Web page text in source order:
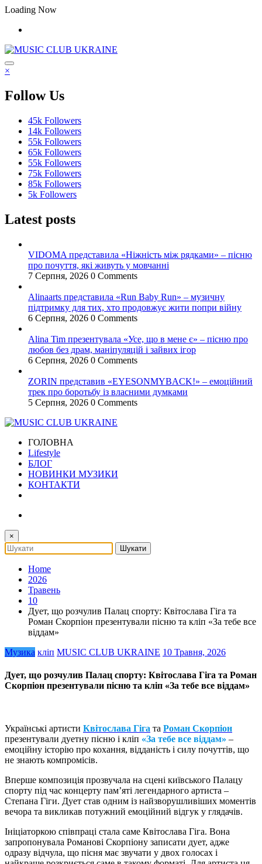
Перейти
контенту
Loading Now
×
Follow Us
45k Followers
14k Followers
55k Followers
65k Followers
55k Followers
75k Followers
85k Followers
5k Followers
Latest posts
VIDOMA представила «Ніжність між рядками» – пісню
про почуття, які живуть у мовчанні
7 Серпня, 2026 0 Comments
Alinaarts представила «Run Baby Run» – музичну
підтримку для тих, хто продовжує жити попри війну
6 Серпня, 2026 0 Comments
Alina Tim презентувала «Усе, що в мене є» – пісню про
любов без драм, маніпуляцій і зайвих ігор
6 Серпня, 2026 0 Comments
ZORIN представив «EYESONMYBACK!» – емоційний
трек про боротьбу із власними думками
5 Серпня, 2026 0 Comments
ГОЛОВНА
Lifestyle
БЛОГ
НОВИНКИ МУЗИКИ
КОНТАКТИ
×
Home
2026
Травень
10
Дует, що розчулив Палац спорту: Квітослава Гіга та
Роман Скорпіон презентували пісню та кліп «За тебе все
віддам»
Музика кліп MUSIC CLUB UKRAINE 10 Травня, 2026
Дует, що розчулив Палац спорту: Квітослава Гіга та Роман
Скорпіон презентували пісню та кліп «За тебе все віддам»
Українські артисти Квітослава Гіга та Роман Скорпіон
презентували дуетну пісню і кліп «За тебе все віддам» –
емоційну історію про кохання, відданість і силу почуттів, що
не знають компромісів.
Вперше композиція прозвучала на сцені київського Палацу
спорту під час концерту пам’яті легендарного артиста –
Степана Гіги. Дует став одним із найзворушливіших моментів
вечора та викликав потужний емоційний відгук у глядачів.
Ініціаторкою співпраці стала саме Квітослава Гіга. Вона
запропонувала Романові Скорпіону записати дует, адже
одразу відчула, що пісня має звучати у двох голосах і